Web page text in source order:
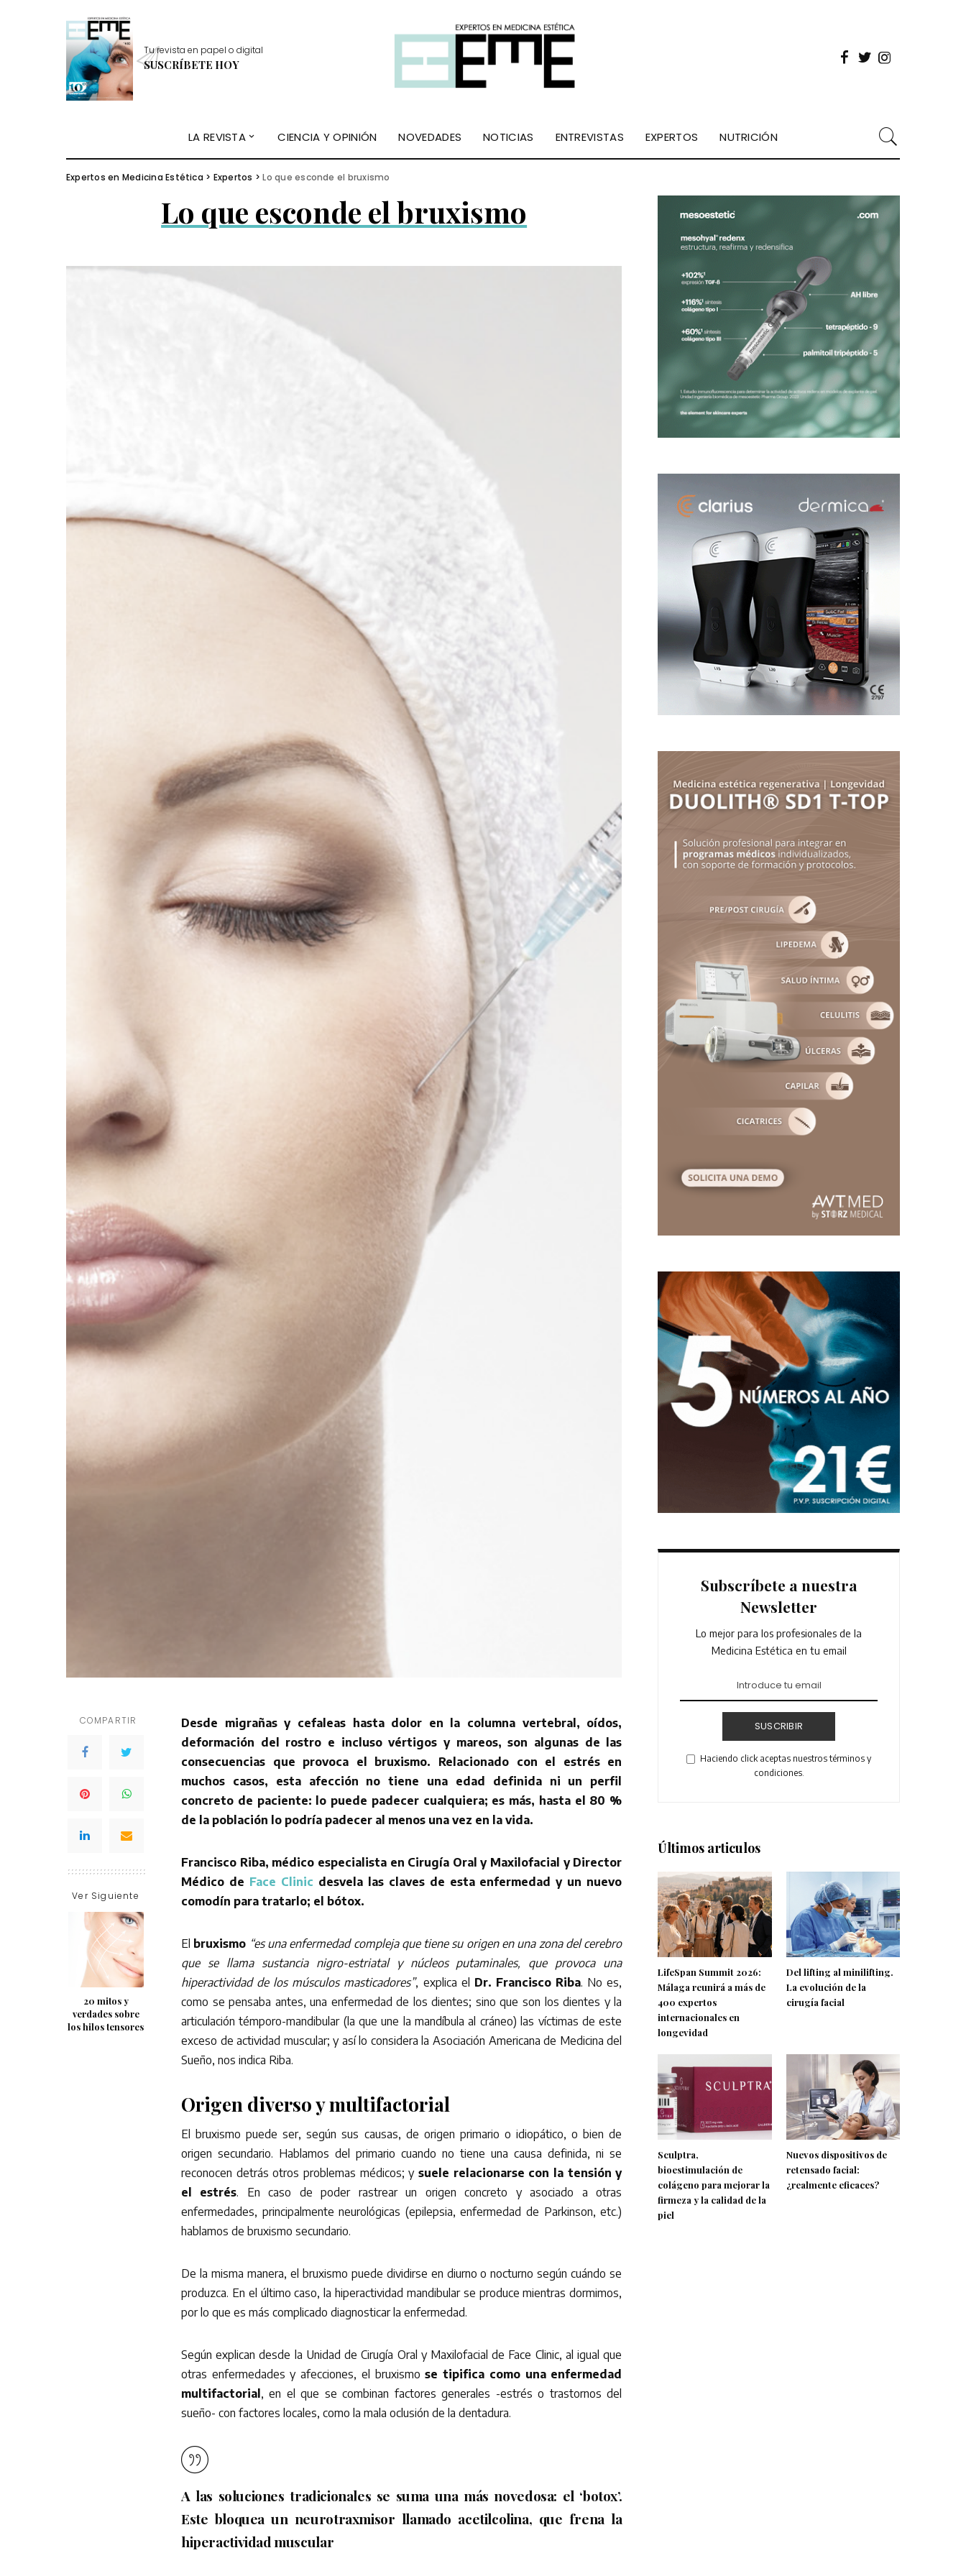
Tu revista en papel o digital
SUSCRÍBETE HOY
LA REVISTA CIENCIA Y OPINIÓN NOVEDADES NOTICIAS ENTREVISTAS EXPERTOS NUTRICIÓN
Expertos en Medicina Estética > Expertos >Lo que esconde el bruxismo
Lo que esconde el bruxismo
COMPARTIR
Ver Siguiente
20 mitos y
verdades sobre
los hilos tensores
Desde migrañas y cefaleas hasta dolor en la columna vertebral, oídos,
deformación del rostro e incluso vértigos y mareos, son algunas de las
consecuencias que provoca el bruxismo. Relacionado con el estrés en
muchos casos, esta afección no tiene una edad definida ni un perfil
concreto de paciente: lo puede padecer cualquiera; es más, hasta el 80 %
de la población lo podría padecer al menos una vez en la vida.
Francisco Riba, médico especialista en Cirugía Oral y Maxilofacial y Director
Médico de Face Clinic desvela las claves de esta enfermedad y un nuevo
comodín para tratarlo; el bótox.
El bruxismo “es una enfermedad compleja que tiene su origen en una zona del cerebro
que se llama sustancia nigro-estriatal y núcleos putaminales, que provoca una
hiperactividad de los músculos masticadores”, explica el Dr. Francisco Riba. No es,
como se pensaba antes, una enfermedad de los dientes; sino que son los dientes y la
articulación témporo-mandibular (la que une la mandíbula al cráneo) las víctimas de este
exceso de actividad muscular; y así lo considera la Asociación Americana de Medicina del
Sueño, nos indica Riba.
Origen diverso y multifactorial
El bruxismo puede ser, según sus causas, de origen primario o idiopático, o bien de
origen secundario. Hablamos del primario cuando no tiene una causa definida, ni se
reconocen detrás otros problemas médicos; y suele relacionarse con la tensión y
el estrés. En caso de poder rastrear un origen concreto y asociado a otras
enfermedades, principalmente neurológicas (epilepsia, enfermedad de Parkinson, etc.)
hablamos de bruxismo secundario.
De la misma manera, el bruxismo puede dividirse en diurno o nocturno según cuándo se
produzca. En el último caso, la hiperactividad mandibular se produce mientras dormimos,
por lo que es más complicado diagnosticar la enfermedad.
Según explican desde la Unidad de Cirugía Oral y Maxilofacial de Face Clinic, al igual que
otras enfermedades y afecciones, el bruxismose tipifica como una enfermedad
multifactorial , en el que se combinan factores generales -estrés o trastornos del
sueño- con factores locales, como la mala oclusión de la dentadura.
A las soluciones tradicionales se suma una más novedosa: el ‘botox’.
Este bloquea un neurotraxmisor llamado acetilcolina, que frena la
hiperactividad muscular
Subscríbete a nuestra
Newsletter
Lo mejor para los profesionales de la
Medicina Estética en tu email
SUSCRIBIR
Haciendo click aceptas nuestros términos y
condiciones.
Últimos articulos
LifeSpan Summit 2026:
Málaga reunirá a más de
400 expertos
internacionales en
longevidad
Del lifting al minilifting.
La evolución de la
cirugía facial
Sculptra,
bioestimulación de
colágeno para mejorar la
firmeza y la calidad de la
piel
Nuevos dispositivos de
retensado facial:
¿realmente eficaces?